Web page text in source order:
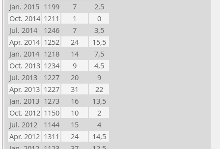
Jan. 2015 1199 7
2,5
Oct. 2014 1211 1
0
Jul. 2014
1246 7
3,5
Apr. 2014 1252 24
15,5
Jan. 2014 1218 14
7,5
Oct. 2013 1234 9
4,5
Jul. 2013
1227 20
9
Apr. 2013 1227 31
22
Jan. 2013 1273 16
13,5
Oct. 2012 1150 10
2
Jul. 2012
1144 15
4
Apr. 2012 1311 24
14,5